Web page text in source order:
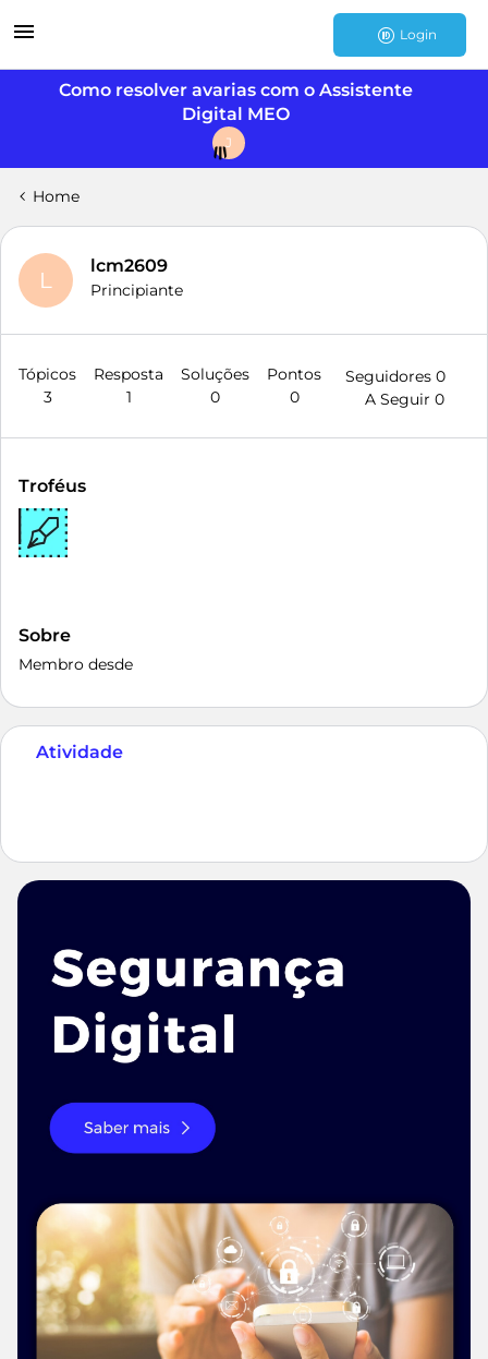
Login
Como resolver avarias com o Assistente
Digital MEO
J
Home
L
lcm2609
Principiante
Tópicos
3
Resposta
1
Soluções
0
Pontos
0
Seguidores 0
A Seguir 0
Troféus
Sobre
Membro desde
Atividade